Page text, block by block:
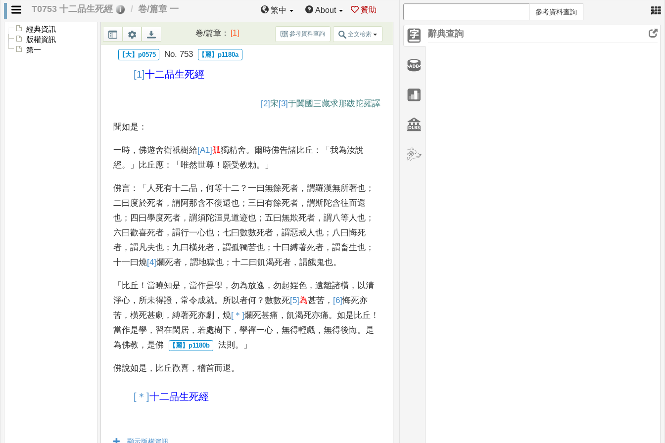
T0753 十二品生死經 卷/篇章 一 繁中 About 贊助
經典資訊
版權資訊
第一
卷/篇章 ： [1] 參考資料查詢 全文檢索
No. 753
[1]十二品生死經
[2]宋[3]于闐國三藏求那跋陀羅譯
聞如是 ：
一時 ， 佛遊舍衛祇樹給[A1]孤獨精舍。 爾時佛告諸比丘 ：「 我為汝說
經。」 比丘應 ：「 唯然世尊 ！ 願受教勅。」
佛言 ：「 人死有十二品 ， 何等十二 ？ 一曰無餘死者 ， 謂羅漢無所著也 ；
二曰度於死者 ， 謂阿那含不復還也 ； 三曰有餘死者 ， 謂斯陀含往而還
也 ； 四曰學度死者 ， 謂須陀洹見道迹也 ； 五曰無欺死者 ， 謂八等人也 ；
六曰歡喜死者 ， 謂行一心也 ； 七曰數數死者 ， 謂惡戒人也 ； 八曰悔死
者 ， 謂凡夫也 ； 九曰橫死者 ， 謂孤獨苦也 ； 十曰縛著死者 ， 謂畜生也 ；
十一曰燒[4]爛死者 ， 謂地獄也 ； 十二曰飢渴死者 ， 謂餓鬼也。
「 比 丘 ！ 當曉知是 ， 當作是學 ， 勿為放逸 ， 勿起婬色 ， 遠離諸橫 ， 以清
淨心 ， 所未得證 ， 常令成就。 所以者何 ？ 數數死[5]為甚苦 ， [6]悔死亦
苦 ， 橫死甚劇 ， 縛著死亦劇 ， 燒[＊]爛死甚痛 ， 飢渴死亦痛。 如是比丘 ！
當作是學 ， 習在閑居 ， 若處樹下 ， 學禪一心 ， 無得輕戲 ， 無得後悔。 是
為佛教 ， 是佛 法則 。」
佛說如是 ， 比丘歡喜 ， 稽首而退。
[＊]十二品生死經
顯示版權資訊
×
參考資料查詢
辭典查詢